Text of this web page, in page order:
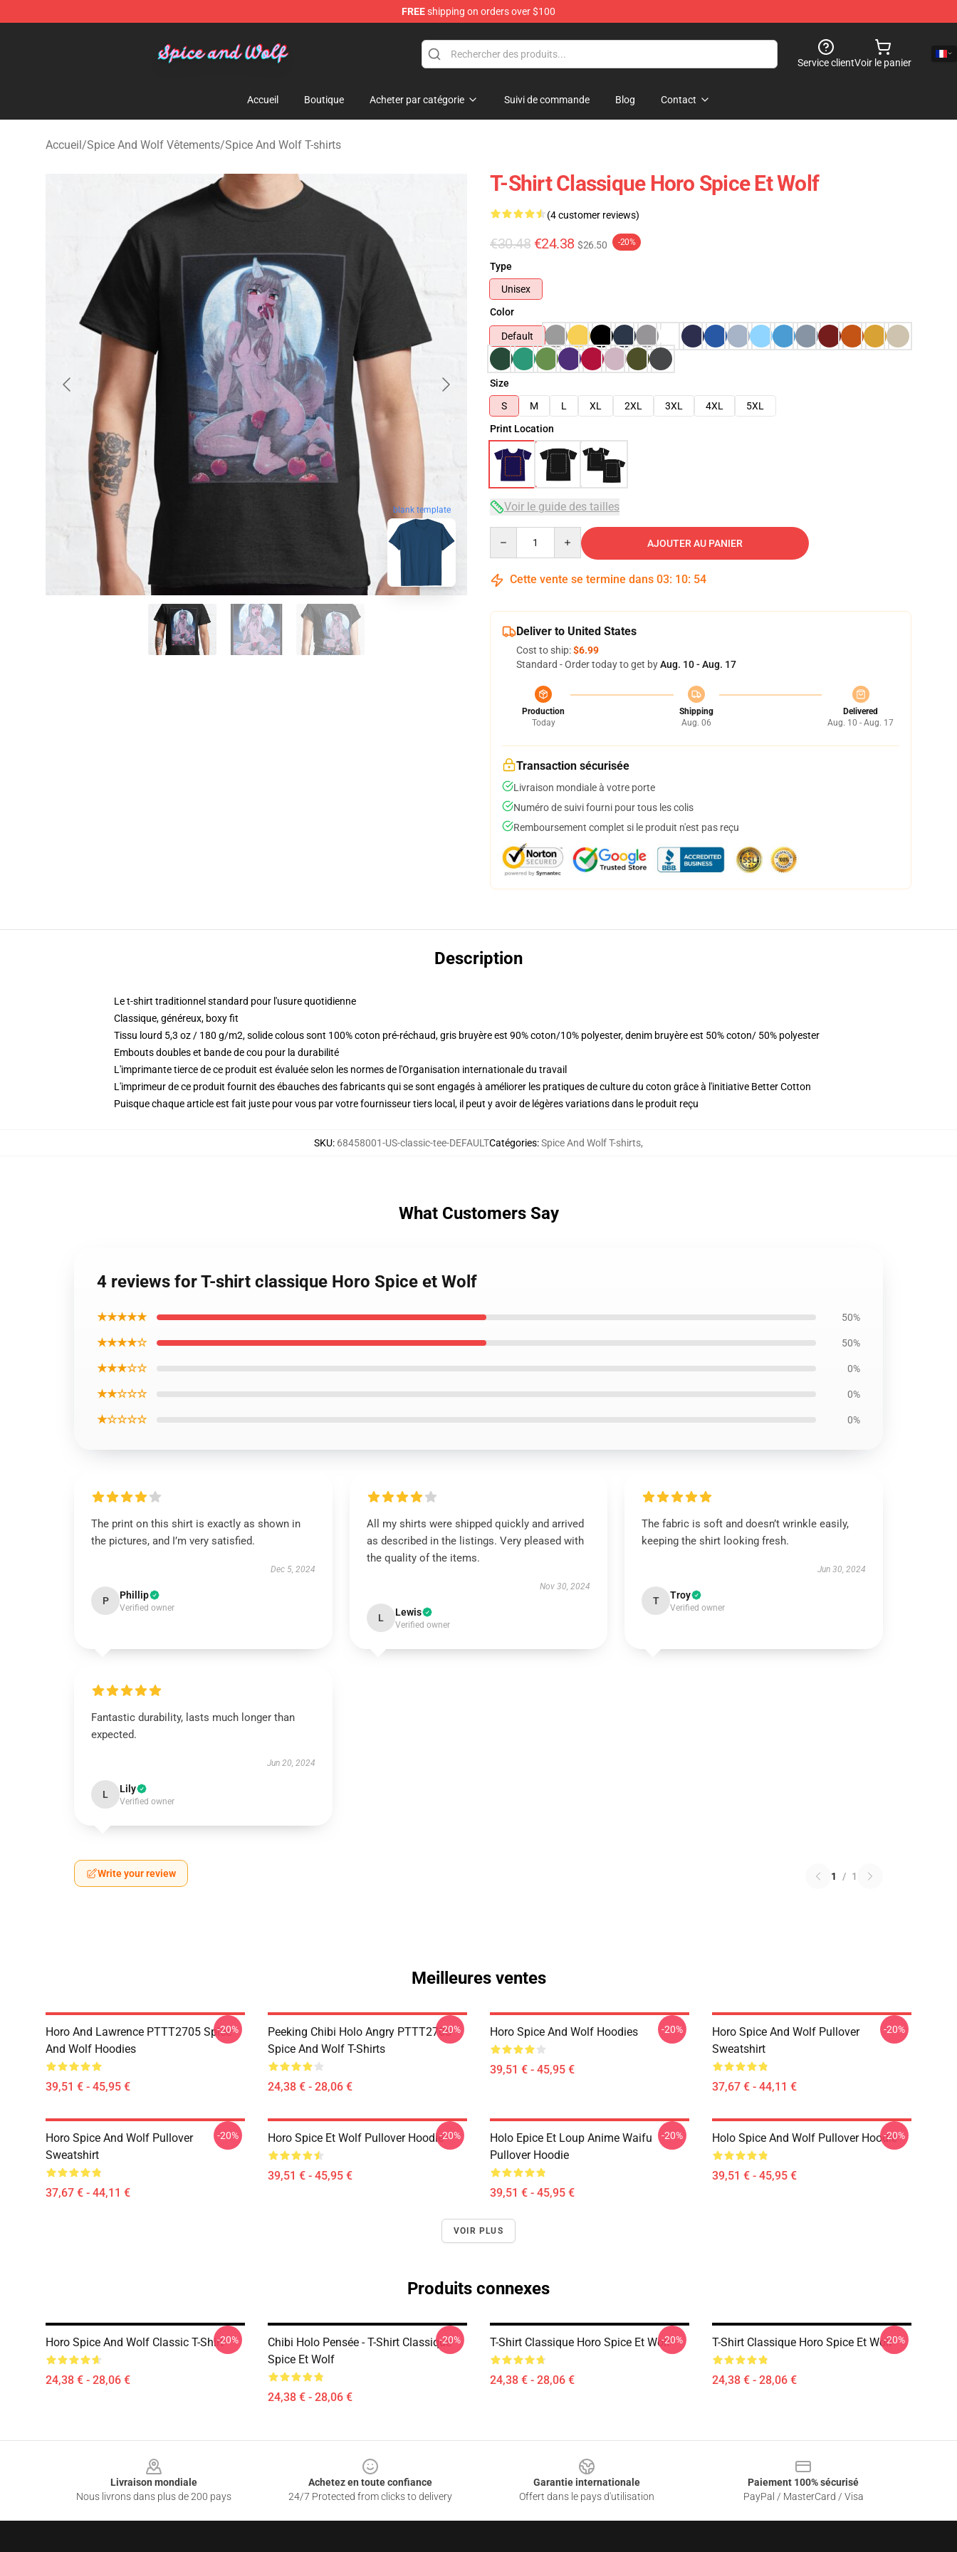
FREEshipping on orders over $100
Service clientVoir le panier
Accueil Boutique Acheter par catégorie Suivi de commande Blog Contact
Accueil/Spice And Wolf Vêtements/Spice And Wolf T-shirts
blank template
T-Shirt Classique Horo Spice Et Wolf
(4 customer reviews)
€30.48 €24.38 $26.50 -20%
Type
Unisex
Color
Default
Size
S
M L XL 2XL 3XL 4XL
5XL
Print Location
Voir le guide des tailles
AJOUTER AU PANIER
Cette vente se termine dans 03: 10: 53
Deliver to United States
Cost to ship:$6.99
Standard - Order today to get byAug. 10 - Aug. 17
Production
Today
Shipping
Aug. 06
Delivered
Aug. 10 - Aug. 17
Transaction sécurisée
Livraison mondiale à votre porte
Numéro de suivi fourni pour tous les colis
Remboursement complet si le produit n'est pas reçu
Description
Le t-shirt traditionnel standard pour l'usure quotidienne
Classique, généreux, boxy fit
Tissu lourd 5,3 oz / 180 g/m2, solide colous sont 100% coton pré-réchaud, gris bruyère est 90% coton/10% polyester, denim bruyère est 50% coton/ 50% polyester
Embouts doubles et bande de cou pour la durabilité
L'imprimante tierce de ce produit est évaluée selon les normes de l'Organisation internationale du travail
L'imprimeur de ce produit fournit des ébauches des fabricants qui se sont engagés à améliorer les pratiques de culture du coton grâce à l'initiative Better Cotton
Puisque chaque article est fait juste pour vous par votre fournisseur tiers local, il peut y avoir de légères variations dans le produit reçu
SKU: 68458001-US-classic-tee-DEFAULTCatégories:Spice And Wolf T-shirts,
What Customers Say
4 reviews for T-shirt classique Horo Spice et Wolf
★★★★★ 50%
★★★★☆ 50%
★★★☆☆ 0%
★★☆☆☆ 0%
★☆☆☆☆ 0%
The print on this shirt is exactly as shown in
the pictures, and I’m very satisfied.
Dec 5, 2024
P Phillip
Verified owner
All my shirts were shipped quickly and arrived
as described in the listings. Very pleased with
the quality of the items.
Nov 30, 2024
L Lewis
Verified owner
The fabric is soft and doesn’t wrinkle easily,
keeping the shirt looking fresh.
Jun 30, 2024
T Troy
Verified owner
Fantastic durability, lasts much longer than
expected.
Jun 20, 2024
L Lily
Verified owner
Write your review 1 / 1
Meilleures ventes
Horo And Lawrence PTTT2705 Spice
And Wolf Hoodies
39,51 € - 45,95 €
-20%
Peeking Chibi Holo Angry PTTT2705
Spice And Wolf T-Shirts
24,38 € - 28,06 €
-20% Horo Spice And Wolf Hoodies
39,51 € - 45,95 €
-20%
Horo Spice And Wolf Pullover
Sweatshirt
37,67 € - 44,11 €
-20%
Horo Spice And Wolf Pullover
Sweatshirt
37,67 € - 44,11 €
-20% Horo Spice Et Wolf Pullover Hoodie
39,51 € - 45,95 €
-20%
Holo Epice Et Loup Anime Waifu
Pullover Hoodie
39,51 € - 45,95 €
-20% Holo Spice And Wolf Pullover Hoodie
39,51 € - 45,95 €
-20%
VOIR PLUS
Produits connexes
Horo Spice And Wolf Classic T-Shirt
24,38 € - 28,06 €
-20%
Chibi Holo Pensée - T-Shirt Classique
Spice Et Wolf
24,38 € - 28,06 €
-20% T-Shirt Classique Horo Spice Et Wolf
24,38 € - 28,06 €
-20% T-Shirt Classique Horo Spice Et Wolf
24,38 € - 28,06 €
-20%
Livraison mondiale
Nous livrons dans plus de 200 pays
Achetez en toute confiance
24/7 Protected from clicks to delivery
Garantie internationale
Offert dans le pays d'utilisation
Paiement 100% sécurisé
PayPal / MasterCard / Visa